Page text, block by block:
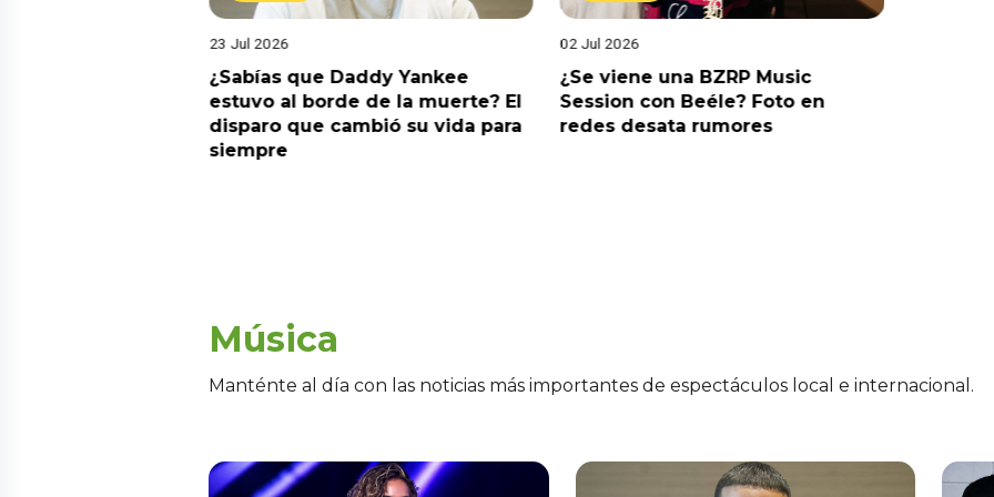
23 Jul 2026
¿Sabías que Daddy Yankee
estuvo al borde de la muerte? El
disparo que cambió su vida para
siempre
02 Jul 2026
¿Se viene una BZRP Music
Session con Beéle? Foto en
redes desata rumores
Música
Manténte al día con las noticias más importantes de espectáculos local e internacional.